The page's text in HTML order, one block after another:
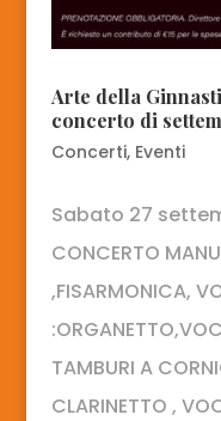
Arte della
concerto di
Concerti, Eventi
Sabato 27
CONCERTO
,FISARMONICA,
TAMBURI A
CLARINETTO ,